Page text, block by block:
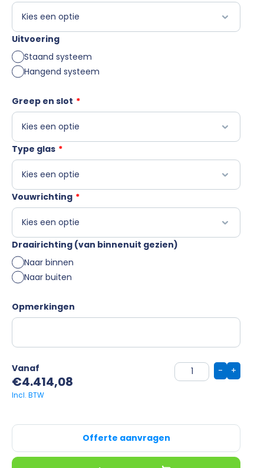
Uitvoering
Staand systeem
Hangend systeem
*
Greep en slot
*
Type glas
*
Vouwrichting
Draairichting (van binnenuit gezien)
Naar binnen
Naar buiten
Opmerkingen
Vanaf
€4.414,08
+
-
Offerte aanvragen